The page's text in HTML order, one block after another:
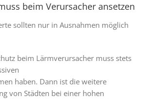
beim Verursacher ansetzen
sollten nur in Ausnahmen möglich
beim Lärmverursacher muss stets
haben. Dann ist die weitere
von Städten bei einer hohen